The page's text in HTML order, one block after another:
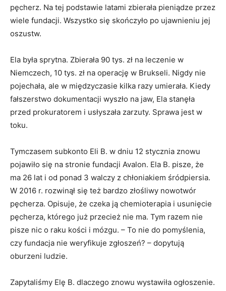
pęcherz. Na tej podstawie latami zbierała pieniądze przez
wiele fundacji. Wszystko się skończyło po ujawnieniu jej
oszustw.
Ela była sprytna. Zbierała 90 tys. zł na leczenie w
Niemczech, 10 tys. zł na operację w Brukseli. Nigdy nie
pojechała, ale w międzyczasie kilka razy umierała. Kiedy
fałszerstwo dokumentacji wyszło na jaw, Ela stanęła
przed prokuratorem i usłyszała zarzuty. Sprawa jest w
toku.
Tymczasem subkonto Eli B. w dniu 12 stycznia znowu
pojawiło się na stronie fundacji Avalon. Ela B. pisze, że
ma 26 lat i od ponad 3 walczy z chłoniakiem śródpiersia.
W 2016 r. rozwinął się też bardzo złośliwy nowotwór
pęcherza. Opisuje, że czeka ją chemioterapia i usunięcie
pęcherza, którego już przecież nie ma. Tym razem nie
pisze nic o raku kości i mózgu. – To nie do pomyślenia,
czy fundacja nie weryfikuje zgłoszeń? – dopytują
oburzeni ludzie.
Zapytaliśmy Elę B. dlaczego znowu wystawiła ogłoszenie.